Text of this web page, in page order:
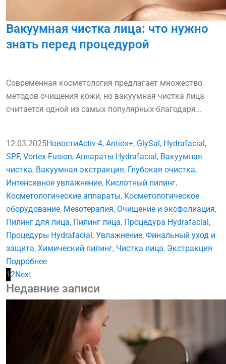
Вакуумная чистка лица: что нужно
знать перед процедурой
Современная косметология предлагает множество
методов очищения кожи, но вакуумная чистка лица
считается одной из самых популярных благодаря...
12.03.2025НовостиActiv-4, Antiox+, GlySal , Hydrafacial ,
SPF, Vortex-Fusion, Аппараты Hydrafacial , Вакуумная
чистка, Вакуумная экстракция, Глубокая очистка,
Интенсивное увлажнение, Кислотный пилинг,
Косметологические аппараты, Косметологическое
оборудование, Мезотерапия, Очищение и эксфолиация,
Пилинг для лица, Пилинг лица, Процедура Hydrafacial ,
Процедуры Hydrafacial , Увлажнение, Финальный уход и
защита, Химический пилинг, Чистка лица, Экстракция
Подробнее
1 2Next
Недавние записи